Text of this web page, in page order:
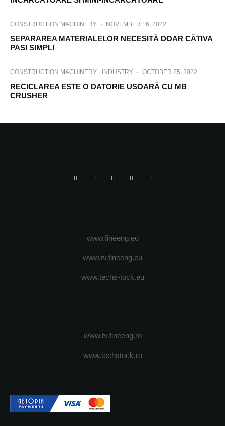
CONSTRUCTION MACHINERY · NOVEMBER 16, 2022
SEPARAREA MATERIALELOR NECESITÃ DOAR CÂTIVA
PASI SIMPLI
CONSTRUCTION MACHINERY INDUSTRY · OCTOBER 25, 2022
RECICLAREA ESTE O DATORIE USOARÃ CU MB
CRUSHER
www.fineeng.eu
www.tv.fineeng.eu
www.techs-tock.eu
www.tv.fineeng.ro
www.techstock.ro